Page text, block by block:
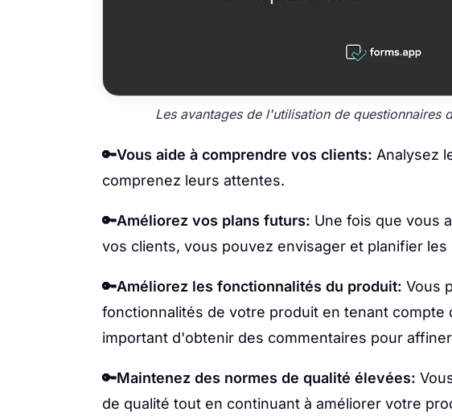
Les avantages de l'utilisation de questionnaires
🔑Vous aide à comprendre vos clients: Analysez
comprenez leurs attentes.
🔑Améliorez vos plans futurs: Une fois que vous
vos clients, vous pouvez envisager et planifier
🔑Améliorez les fonctionnalités du produit: Vous
fonctionnalités de votre produit en tenant compte
important d'obtenir des commentaires pour
🔑Maintenez des normes de qualité élevées:
de qualité tout en continuant à améliorer votre